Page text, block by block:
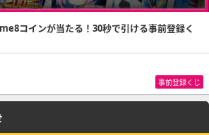
コインが当たる！30秒で引ける事前登録く
事前登録くじ